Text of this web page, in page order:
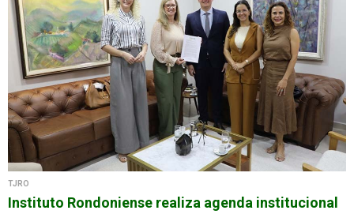
TJRO
Instituto Rondoniense realiza agenda institucional